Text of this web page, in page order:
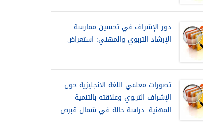
دور الإشراف في تحسين ممارسة
الإرشاد التربوي والمهني: استعراض
تصورات معلمي اللغة الانجليزية حول
الإشراف التربوي وعلاقته بالتنمية
المهنية: دراسة حالة في شمال قبرص